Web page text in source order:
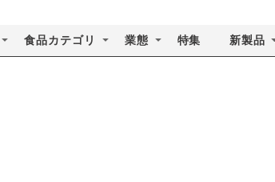
食品カテゴリ 業態 特集 新製品